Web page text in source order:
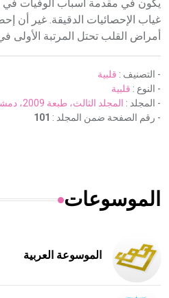
يكون في مقدمة أسباب الوفيات في
غياب الإحصائيات الدقيقة. غير أن
أمراض القلب تحتل المرتبة الأولى
- التصنيف : قلبية
- النوع : قلبية
- المجلد : المجلد الثالث، طبعة 2009، دمشق
- رقم الصفحة ضمن المجلد : 101
الموسوعات
الموسوعة العربية